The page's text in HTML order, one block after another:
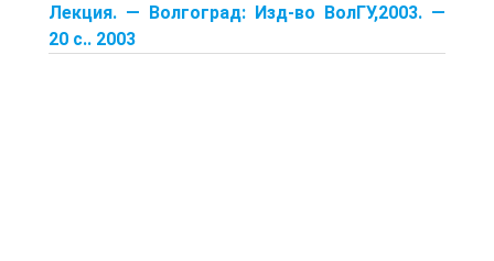
Лекция. — Волгоград: Изд-во ВолГУ,2003. —
20 с.. 2003